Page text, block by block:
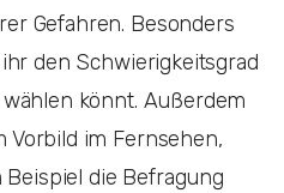
Gefahren. Besonders
den Schwierigkeitsgrad
könnt. Außerdem
Vorbild im Fernsehen,
die Befragung